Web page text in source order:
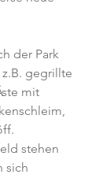
der Park
gegrillte
mit
stehen
sich